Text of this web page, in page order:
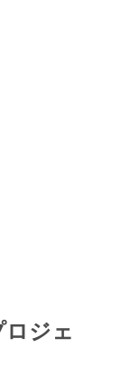
ジェ